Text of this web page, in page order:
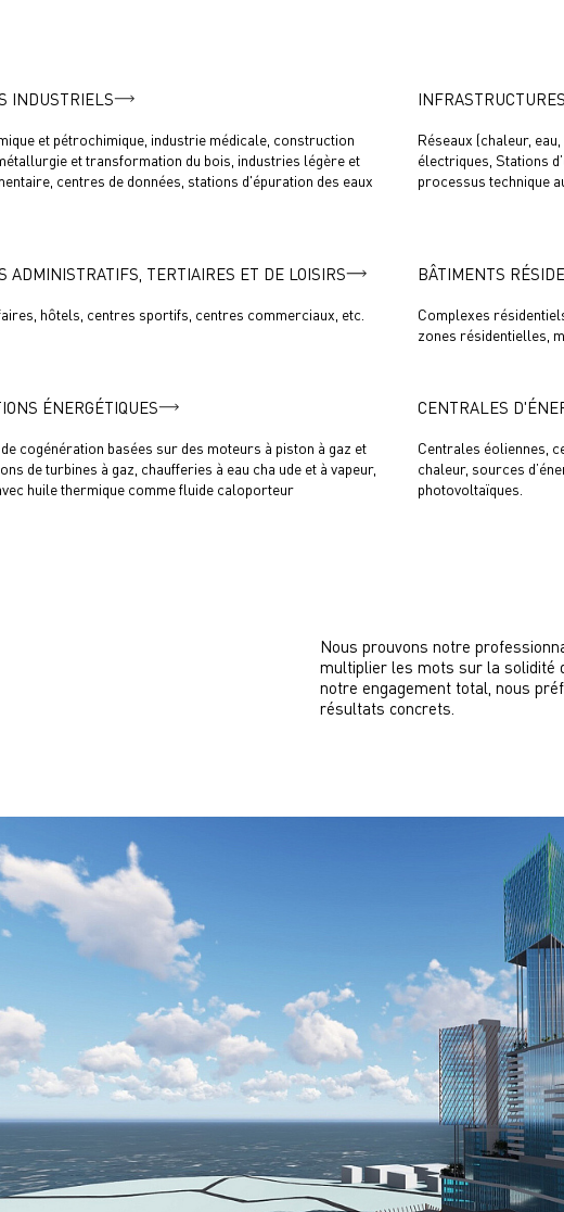
INDUSTRIELS
et pétrochimique, industrie médicale, construction
et transformation du bois, industries légère et
centres de données, stations d'épuration des eaux
INFRASTRUCTURES
Réseaux (chaleur,
électriques, Stations
processus technique
ADMINISTRATIFS, TERTIAIRES ET DE LOISIRS
hôtels, centres sportifs, centres commerciaux, etc.
BÂTIMENTS
Complexes
zones résidentielles,
ÉNERGÉTIQUES
cogénération basées sur des moteurs à piston à gaz et
de turbines à gaz, chaufferies à eau cha ude et à vapeur,
huile thermique comme fluide caloporteur
CENTRALES
Centrales éoliennes,
chaleur, sources
photovoltaïques.
Nous prouvons notre
multiplier les mots sur la solidité
notre engagement total, nous
résultats concrets.